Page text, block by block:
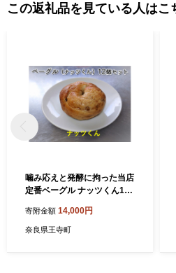
この返礼品を見ている人はこ
噛み応えと発酵に拘った当店
定番ベーグル ナッツくん12
寄附金額 14,000円
奈良県王寺町